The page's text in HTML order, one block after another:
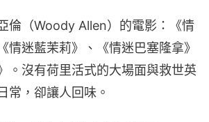
倫（Woody Allen）的電影：《情
情迷藍茉莉》、《情迷巴塞隆拿》
。沒有荷里活式的大場面與救世英
常，卻讓人回味。